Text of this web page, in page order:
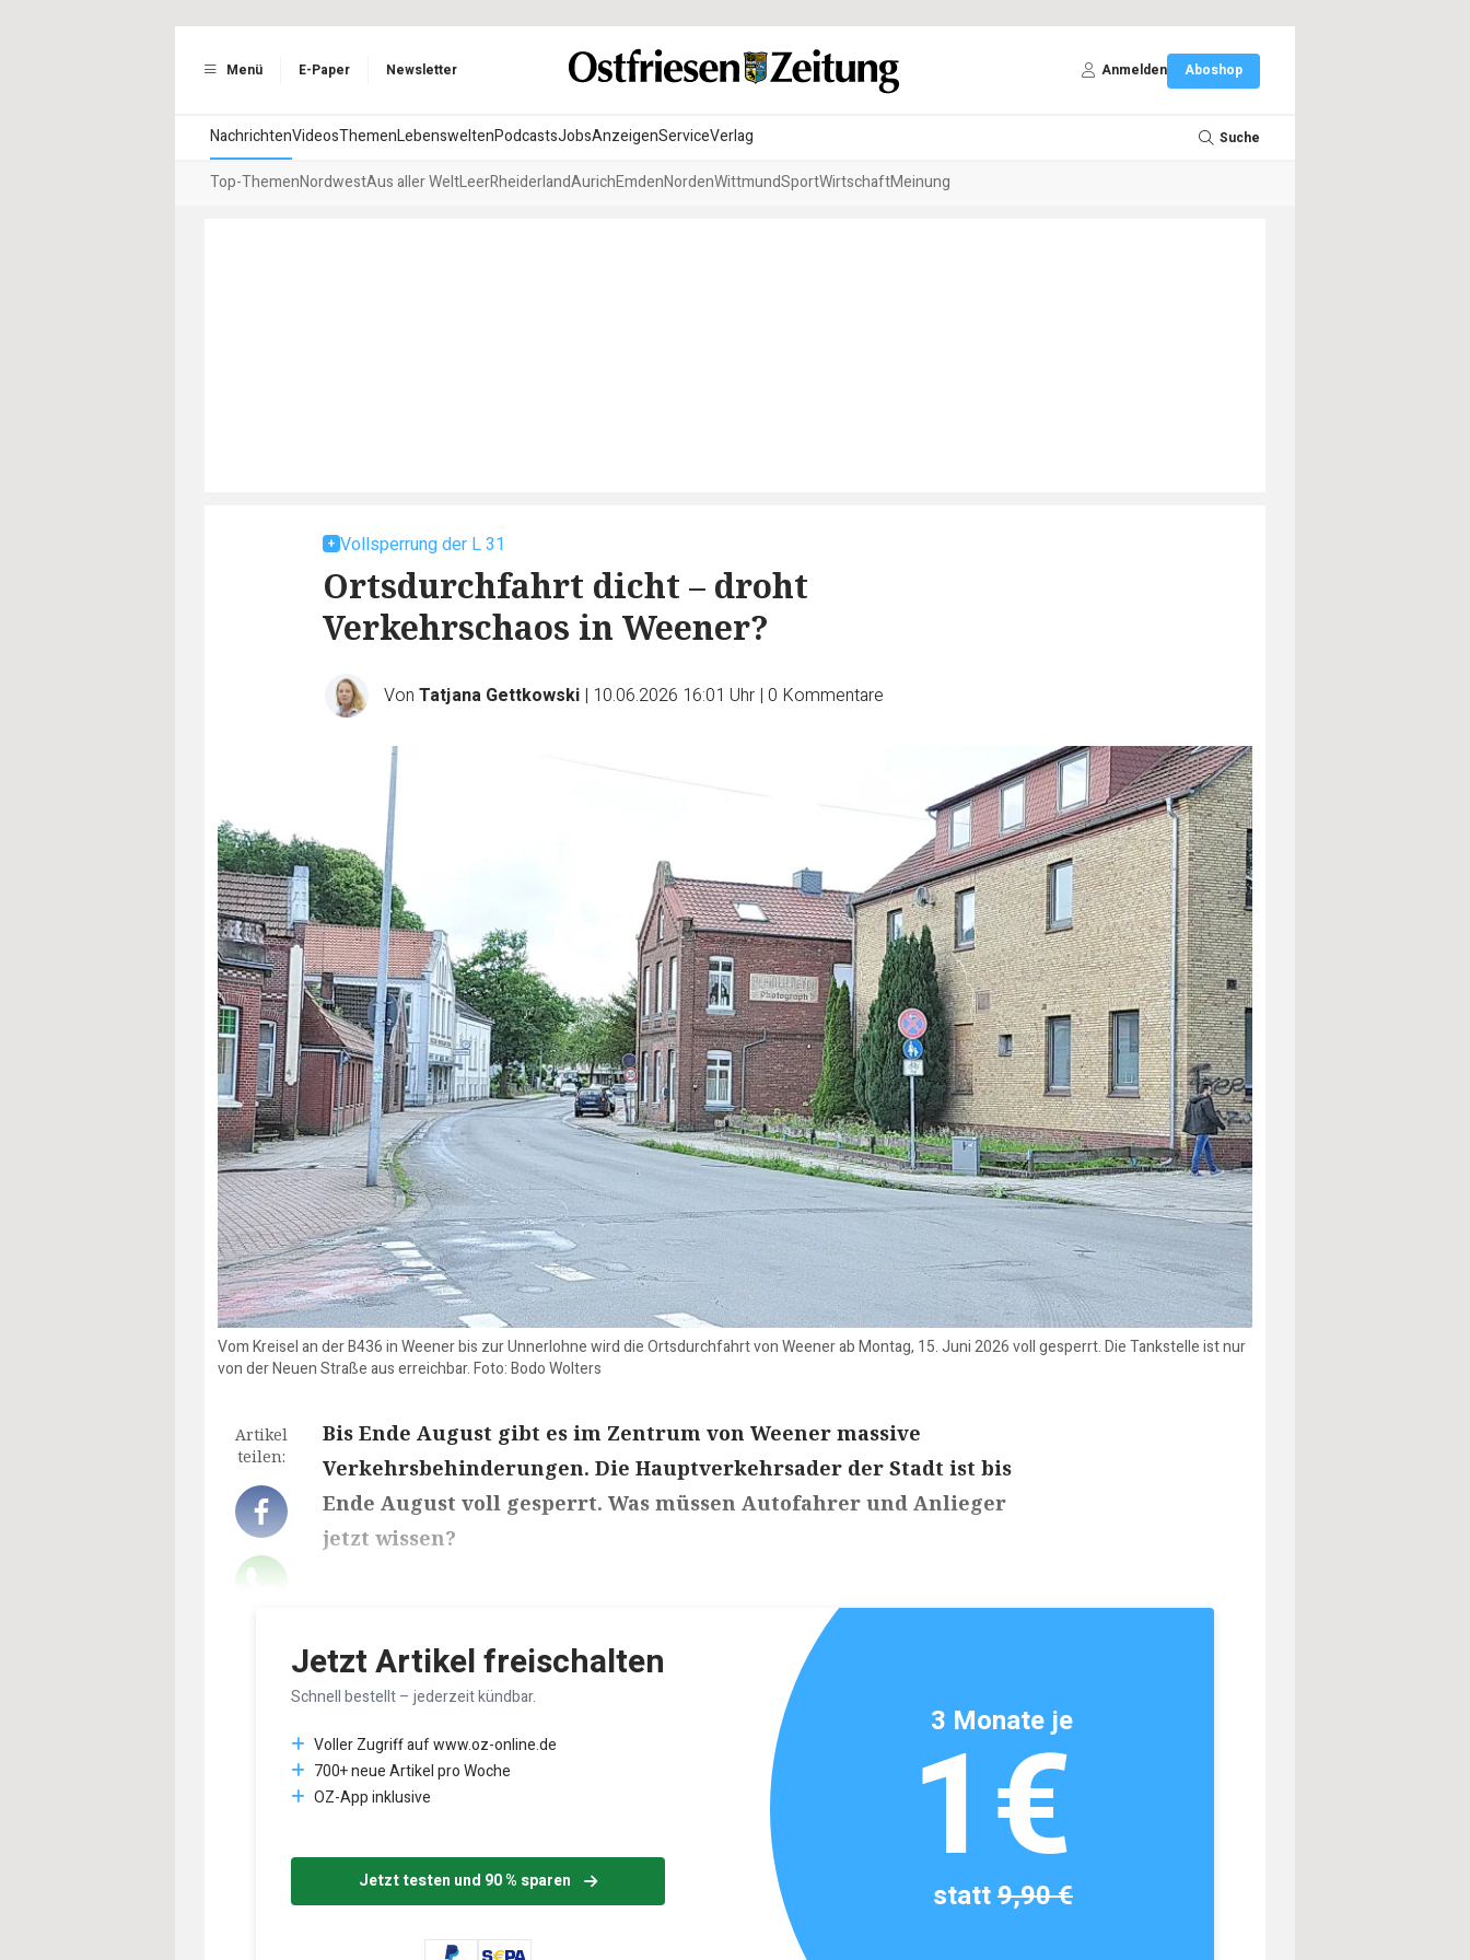
Menü E-Paper Newsletter Anmelden Aboshop
NachrichtenVideosThemenLebensweltenPodcastsJobsAnzeigenServiceVerlag Suche
Top-ThemenNordwestAus aller WeltLeerRheiderlandAurichEmdenNordenWittmundSportWirtschaftMeinung
Vollsperrung der L 31
Ortsdurchfahrt dicht – droht
Verkehrschaos in Weener?
Von Tatjana Gettkowski | 10.06.2026 16:01 Uhr | 0 Kommentare
Vom Kreisel an der B436 in Weener bis zur Unnerlohne wird die Ortsdurchfahrt von Weener ab Montag, 15. Juni 2026 voll gesperrt. Die Tankstelle ist nur
von der Neuen Straße aus erreichbar. Foto: Bodo Wolters
Artikel
teilen:
Bis Ende August gibt es im Zentrum von Weener massive
Verkehrsbehinderungen. Die Hauptverkehrsader der Stadt ist bis
Ende August voll gesperrt. Was müssen Autofahrer und Anlieger
jetzt wissen?
Jetzt Artikel freischalten
Schnell bestellt – jederzeit kündbar.
Voller Zugriff auf www.oz-online.de
700+ neue Artikel pro Woche
OZ-App inklusive
Jetzt testen und 90 % sparen
3 Monate je
1€
statt9,90 €